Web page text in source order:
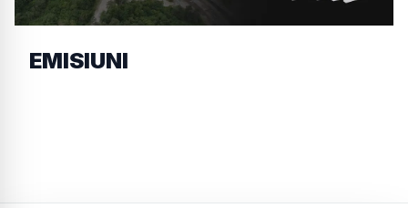
EMISIUNI